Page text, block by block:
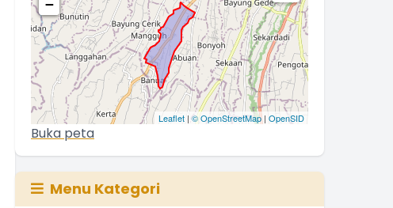
−
Leaflet | © OpenStreetMap| OpenSID
Buka peta
Menu Kategori